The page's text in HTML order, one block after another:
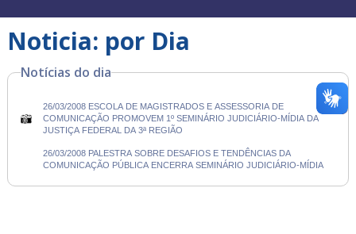
Noticia: por Dia
Notícias do dia
26/03/2008 ESCOLA DE MAGISTRADOS E ASSESSORIA DE
COMUNICAÇÃO PROMOVEM 1º SEMINÁRIO JUDICIÁRIO-MÍDIA DA
JUSTIÇA FEDERAL DA 3ª REGIÃO
26/03/2008 PALESTRA SOBRE DESAFIOS E TENDÊNCIAS DA
COMUNICAÇÃO PÚBLICA ENCERRA SEMINÁRIO JUDICIÁRIO-MÍDIA